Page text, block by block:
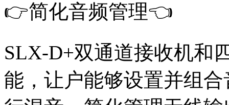
👉简化音频管理👈
SLX-D+双通道接收机和
能，让户能够设置并组